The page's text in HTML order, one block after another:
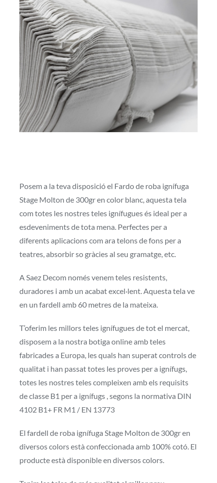
Posem a la teva disposició el Fardo de roba ignífuga
Stage Molton de 300gr en color blanc, aquesta tela
com totes les nostres teles ignífugues és ideal per a
esdeveniments de tota mena. Perfectes per a
diferents aplicacions com ara telons de fons per a
teatres, absorbir so gràcies al seu gramatge, etc.
A Saez Decom només venem teles resistents,
duradores i amb un acabat excel·lent. Aquesta tela ve
en un fardell amb 60 metres de la mateixa.
T’oferim les millors teles ignífugues de tot el mercat,
disposem a la nostra botiga online amb teles
fabricades a Europa, les quals han superat controls de
qualitat i han passat totes les proves per a ignífugs,
totes les nostres teles compleixen amb els requisits
de classe B1 per a ignífugs , segons la normativa DIN
4102 B1+ FR M1 / EN 13773
El fardell de roba ignífuga Stage Molton de 300gr en
diversos colors està confeccionada amb 100% cotó. El
producte està disponible en diversos colors.